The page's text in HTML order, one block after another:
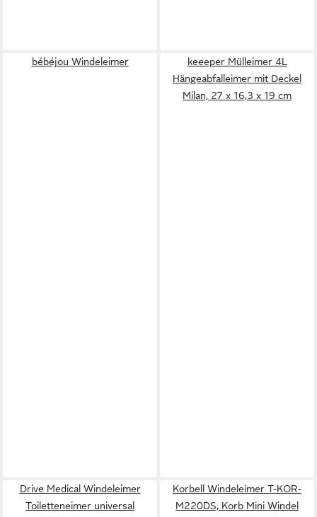
bébéjou Windeleimer
keeeper Mülleimer 4L
Hängeabfalleimer mit Deckel
Milan, 27 x 16,3 x 19 cm
Drive Medical Windeleimer
Toiletteneimer universal
Korbell Windeleimer T-KOR-
M220DS, Korb Mini Windel